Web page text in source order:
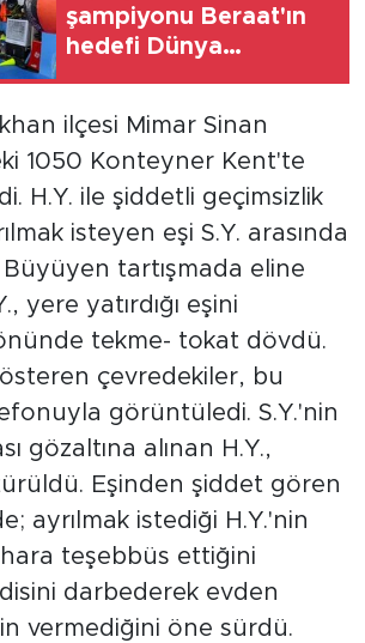
şampiyonu Beraat'ın
hedefi Dünya
etmek
ilçesi Mimar Sinan
1050 Konteyner Kent'te
H.Y. ile şiddetli geçimsizlik
isteyen eşi S.Y. arasında
Büyüyen tartışmada eline
yere yatırdığı eşini
tekme- tokat dövdü.
çevredekiler, bu
görüntüledi. S.Y.'nin
gözaltına alınan H.Y.,
Eşinden şiddet gören
ayrılmak istediği H.Y.'nin
teşebbüs ettiğini
darbederek evden
vermediğini öne sürdü.